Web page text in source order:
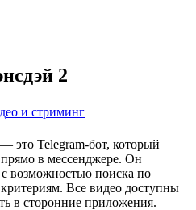
2
и стриминг
это Telegram-бот, который
прямо в мессенджере. Он
с возможностью поиска по
Все видео доступны
в сторонние приложения.